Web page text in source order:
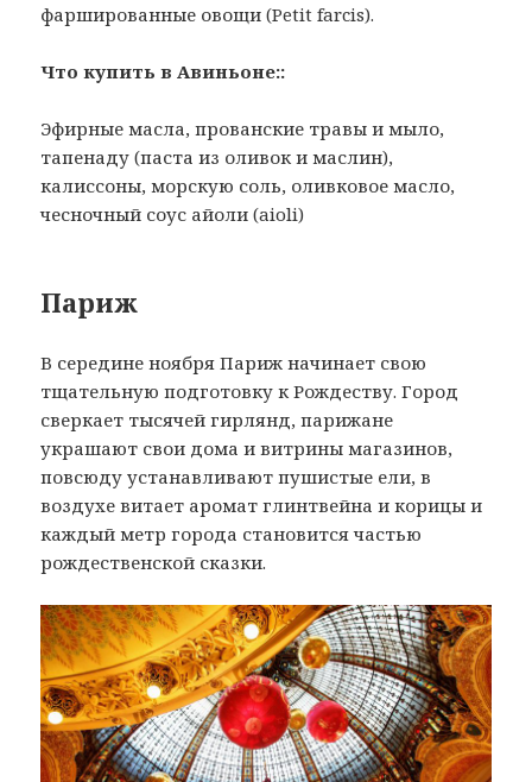
фаршированные овощи (Petit farcis).
Что купить в Авиньоне::
Эфирные масла, прованские травы и мыло,
тапенаду (паста из оливок и маслин),
калиссоны, морскую соль, оливковое масло,
чесночный соус айоли (aioli)
Париж
В середине ноября Париж начинает свою
тщательную подготовку к Рождеству. Город
сверкает тысячей гирлянд, парижане
украшают свои дома и витрины магазинов,
повсюду устанавливают пушистые ели, в
воздухе витает аромат глинтвейна и корицы и
каждый метр города становится частью
рождественской сказки.